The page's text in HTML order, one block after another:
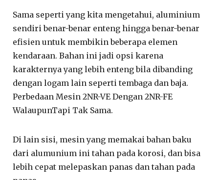
Sama seperti yang kita mengetahui, aluminium
sendiri benar-benar enteng hingga benar-benar
efisien untuk membikin beberapa elemen
kendaraan. Bahan ini jadi opsi karena
karakternya yang lebih enteng bila dibanding
dengan logam lain seperti tembaga dan baja.
Perbedaan Mesin 2NR-VE Dengan 2NR-FE
WalaupunTapi Tak Sama.
Di lain sisi, mesin yang memakai bahan baku
dari alumunium ini tahan pada korosi, dan bisa
lebih cepat melepaskan panas dan tahan pada